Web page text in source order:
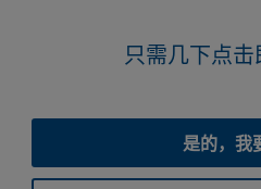
在 Interpon，我们的全球影
水平的支持，我们的团队由
品并简化流程。从精确的颜色
随时致力于增强您的运营并协
只需几下点击
是的，我